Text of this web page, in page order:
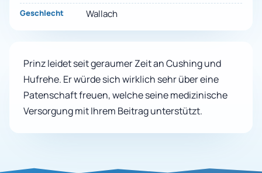
Geschlecht Wallach
Prinz leidet seit geraumer Zeit an Cushing und
Hufrehe. Er würde sich wirklich sehr über eine
Patenschaft freuen, welche seine medizinische
Versorgung mit Ihrem Beitrag unterstützt.